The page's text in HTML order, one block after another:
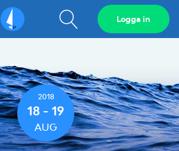
Sailarena Visa
sökfält
Logga in
2018
18 - 19
AUG